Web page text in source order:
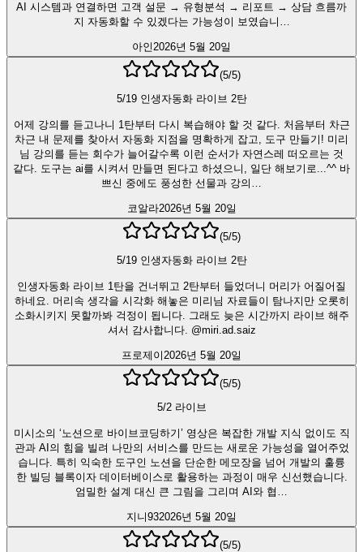
AI 시스템과 연결하면 고객 설문 → 유형분석 → 리포트 → 상담 흐름까
지 자동화할 수 있겠다는 가능성이 보였습니…
아인2026년 5월 20일
(5/5)
5/19 인생자동화 라이브 2탄
어제 강의를 듣고나니 1탄부터 다시 복습해야 할 것 같다. 처음부터 차근
차근 내 문제를 찾아서 자동화 지점을 명확하게 잡고, 도구 만들기! 미리
님 강의를 듣는 회수가 늘어갈수록 이런 순서가 자연스레 떠오르는 것
같다. 도구는 ai를 시켜서 만들면 된다고 하셨으니, 일단 해보기로...^^ 바
쁘신 중에도 풍성한 선물과 강의…
코알라2026년 5월 20일
(5/5)
5/19 인생자동화 라이브 2탄
인생자동화 라이브 1탄을 건너뛰고 2탄부터 들었더니 머리가 어질어질
하네요. 머리속 생각을 시각화 해놓은 미리님 자료들이 탐나지만 오롯히
소화시키지 못할까봐 걱정이 됩니다. 그래도 늦은 시간까지 라이브 해주
셔서 감사합니다. @miri.ad.saiz
프로제이 2026년 5월 20일
(5/5)
5/2 라이브
미시소의 ‘노션으로 바이브코딩하기’ 영상은 복잡한 개발 지식 없이도 직
관과 AI의 힘을 빌려 나만의 서비스를 만드는 새로운 가능성을 열어주었
습니다. 특히 익숙한 도구인 노션을 단순한 메모장을 넘어 개발의 훌륭
한 빌딩 블록이자 데이터베이스로 활용하는 과정이 매우 신선했습니다.
엄밀한 설계 대신 큰 그림을 그리며 AI와 협…
지니932026년 5월 20일
(5/5)